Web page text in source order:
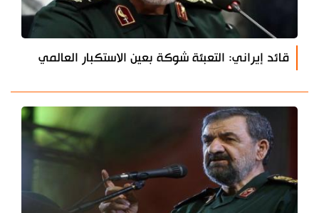
قائد إيراني: التعبئة شوكة بعين الاستكبار العالمي